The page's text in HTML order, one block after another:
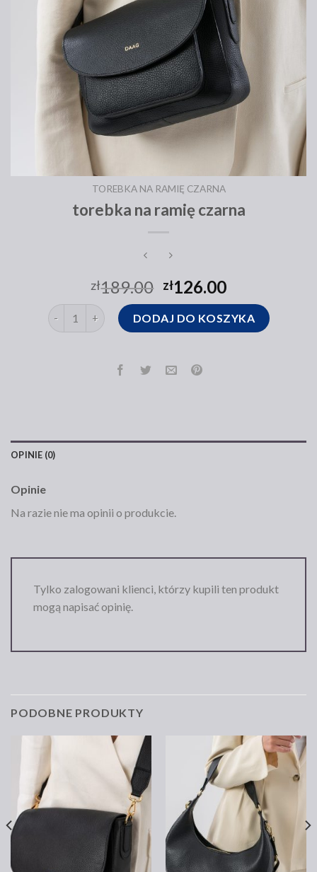
TOREBKA NA RAMIĘ CZARNA
torebka na ramię czarna
zł189.00 zł126.00
ilość torebka na ramię czarnaDODAJ DO KOSZYKA
OPINIE (0)
Opinie
Na razie nie ma opinii o produkcie.
Tylko zalogowani klienci, którzy kupili ten produkt
mogą napisać opinię.
PODOBNE PRODUKTY